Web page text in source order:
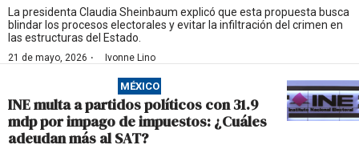
a
La presidenta Claudia Sheinbaum explicó que esta propuesta busca
blindar los procesos electorales y evitar la infiltración del crimen en
las estructuras del Estado.
21 de mayo, 2026 · Ivonne Lino
MÉXICO
INE multa a partidos políticos con 31.9
mdp por impago de impuestos: ¿Cuáles
adeudan más al SAT?